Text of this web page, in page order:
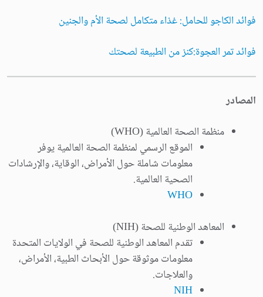
فوائد الكاجو للحامل: غذاء متكامل لصحة الأم والجنين
فوائد تمر العجوة:كنز من الطبيعة لصحتك
المصادر
منظمة الصحة العالمية (WHO)
الموقع الرسمي لمنظمة الصحة العالمية يوفر
معلومات شاملة حول الأمراض، الوقاية، والإرشادات
الصحية العالمية.
WHO
المعاهد الوطنية للصحة (NIH)
تقدم المعاهد الوطنية للصحة في الولايات المتحدة
معلومات موثوقة حول الأبحاث الطبية، الأمراض،
والعلاجات.
NIH